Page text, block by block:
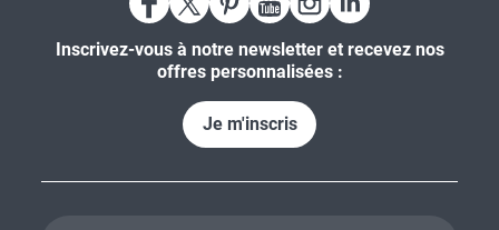
Inscrivez-vous à notre newsletter et recevez nos
offres personnalisées :
Je m'inscris